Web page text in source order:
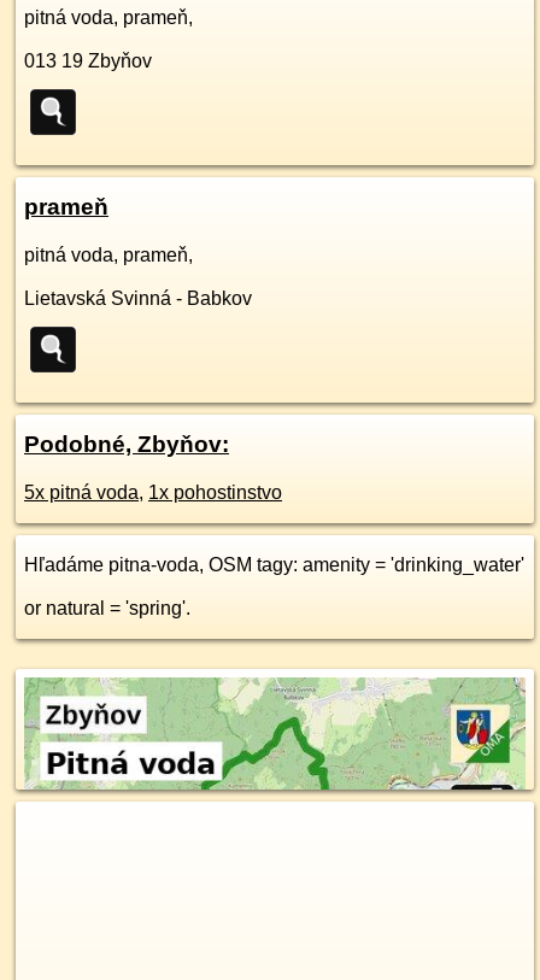
pitná voda, prameň,
013 19 Zbyňov
prameň
pitná voda, prameň,
Lietavská Svinná - Babkov
Podobné, Zbyňov:
5x pitná voda, 1x pohostinstvo
Hľadáme pitna-voda, OSM tagy: amenity = 'drinking_water'
or natural = 'spring'.